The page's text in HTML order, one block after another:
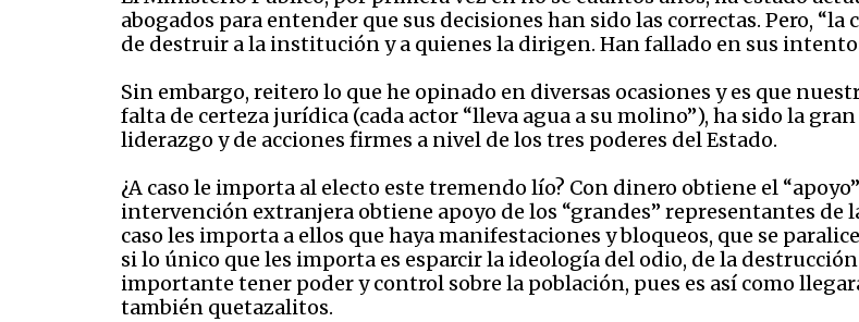
abogados para entender que sus decisiones han sido las correctas. Pero,
de destruir a la institución y a quienes la dirigen. Han fallado en sus
Sin embargo, reitero lo que he opinado en diversas ocasiones y es que
falta de certeza jurídica (cada actor “lleva agua a su molino”), ha sido la
liderazgo y de acciones firmes a nivel de los tres poderes del Estado.
¿A caso le importa al electo este tremendo lío? Con dinero obtiene el
intervención extranjera obtiene apoyo de los “grandes” representantes de
caso les importa a ellos que haya manifestaciones y bloqueos, que se
si lo único que les importa es esparcir la ideología del odio, de la
importante tener poder y control sobre la población, pues es así como
también quetazalitos.